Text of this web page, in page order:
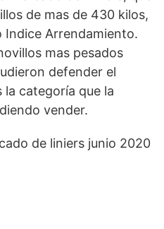
de mas de 430 kilos,
Indice Arrendamiento.
mas pesados
defender el
la categoría que la
vender.